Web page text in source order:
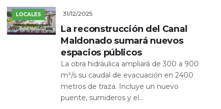
LOCALES 31/12/2025
La reconstrucción del Canal
Maldonado sumará nuevos
espacios públicos
La obra hidráulica ampliará de 300 a 900
m³/s su caudal de evacuación en 2400
metros de traza. Incluye un nuevo
puente, sumideros y el...